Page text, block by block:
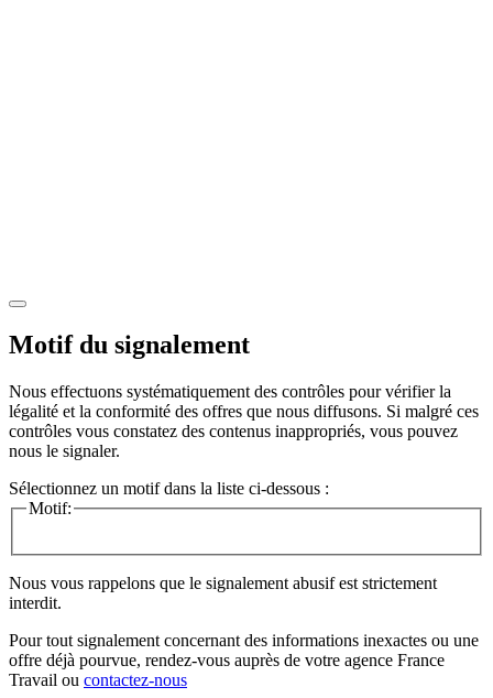
Motif du signalement
Nous effectuons systématiquement des contrôles pour vérifier la
légalité et la conformité des offres que nous diffusons. Si malgré ces
contrôles vous constatez des contenus inappropriés, vous pouvez
nous le signaler.
Sélectionnez un motif dans la liste ci-dessous :
Motif:
Nous vous rappelons que le signalement abusif est strictement
interdit.
Pour tout signalement concernant des informations inexactes ou une
offre déjà pourvue, rendez-vous auprès de votre agence France
Travail ou contactez-nous